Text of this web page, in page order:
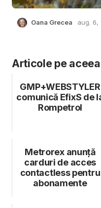
Oana Grecea aug. 6,
Articole pe
GMP+WEBSTYLER
comunică EfixS de
Rompetrol
Metrorex anunță
carduri de acces
contactless pentru
abonamente